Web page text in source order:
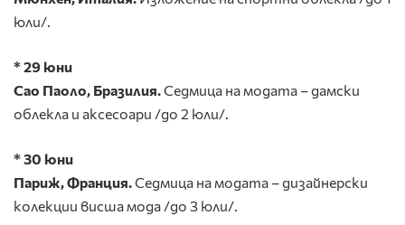
юли/.
* 29 юни
Сао Паоло, Бразилия.Седмица на модата – дамски
облекла и аксесоари /до 2 юли/.
* 30 юни
Париж, Франция.Седмица на модата – дизайнерски
колекции висша мода /до 3 юли/.